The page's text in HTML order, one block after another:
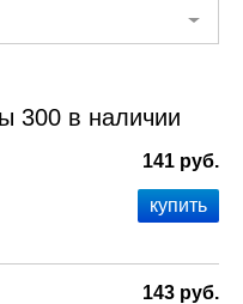
300 в наличии
141 руб.
143 руб.